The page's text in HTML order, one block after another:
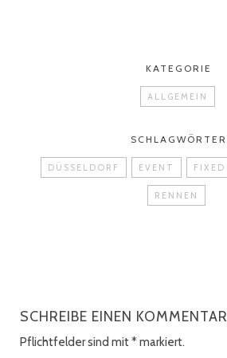
KATEGORIE
ALLGEMEIN
SCHLAGWÖRTER
DÜSSELDORF EVENT FIXED
RENNEN
SCHREIBE EINEN KOMMENTAR
Pflichtfelder sind mit*markiert.